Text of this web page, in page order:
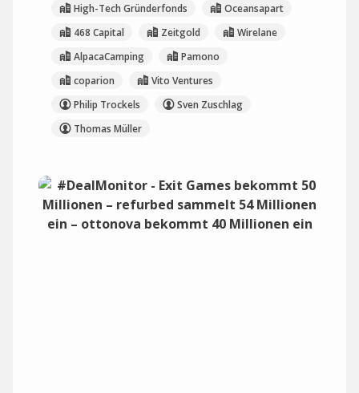
High-Tech Gründerfonds
Oceansapart
468 Capital
Zeitgold
Wirelane
AlpacaCamping
Pamono
coparion
Vito Ventures
Philip Trockels
Sven Zuschlag
Thomas Müller